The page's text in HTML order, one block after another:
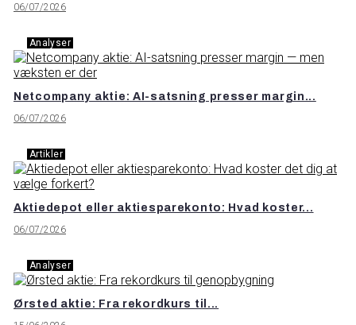
06/07/2026
Analyser
Netcompany aktie: AI-satsning presser margin...
06/07/2026
Artikler
Aktiedepot eller aktiesparekonto: Hvad koster...
06/07/2026
Analyser
Ørsted aktie: Fra rekordkurs til...